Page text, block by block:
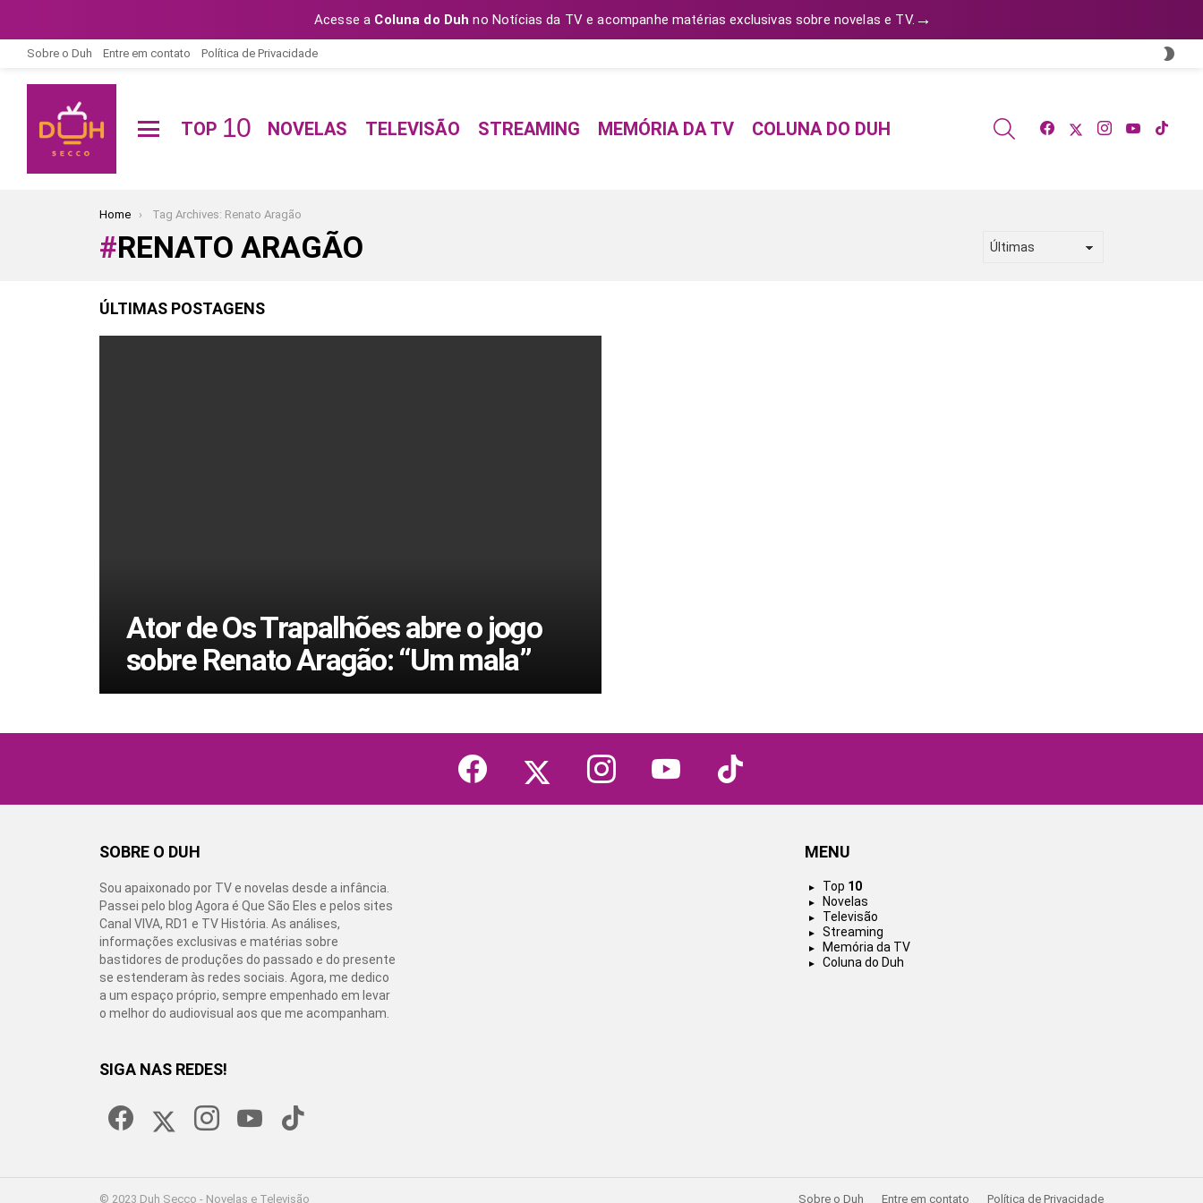
Acesse a Coluna do Duh no Notícias da TV e acompanhe matérias exclusivas sobre novelas e TV. →
Sobre o Duh Entre em contato Política de Privacidade
TOP 10 NOVELAS TELEVISÃO STREAMING MEMÓRIA DA TV COLUNA DO DUH SEARCH facebooktwitterinstagramyoutube
You are here:
Home Tag Archives: Renato Aragão
RENATO ARAGÃO
ÚLTIMAS POSTAGENS
Ator de Os Trapalhões abre o jogo
sobre Renato Aragão: “Um mala”
facebook instagram youtube tiktok
SOBRE O DUH
Sou apaixonado por TV e novelas desde a infância.
Passei pelo blog Agora é Que São Eles e pelos sites
Canal VIVA, RD1 e TV História. As análises,
informações exclusivas e matérias sobre
bastidores de produções do passado e do presente
se estenderam às redes sociais. Agora, me dedico
a um espaço próprio, sempre empenhado em levar
o melhor do audiovisual aos que me acompanham.
SIGA NAS REDES!
MENU
Top 10
Novelas
Televisão
Streaming
Memória da TV
Coluna do Duh
© 2023 Duh Secco - Novelas e Televisão Sobre o Duh Entre em contato Política de Privacidade